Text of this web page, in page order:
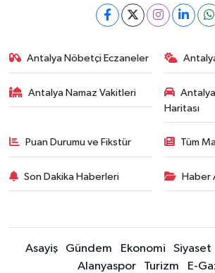
Antalya Nöbetçi Eczaneler
Antalya Namaz Vakitleri
Haritası
Puan Durumu ve Fikstür Tüm
Son Dakika Haberleri Haber
Asayiş Gündem Ekonomi Siyaset
Alanyaspor
Turizm E-